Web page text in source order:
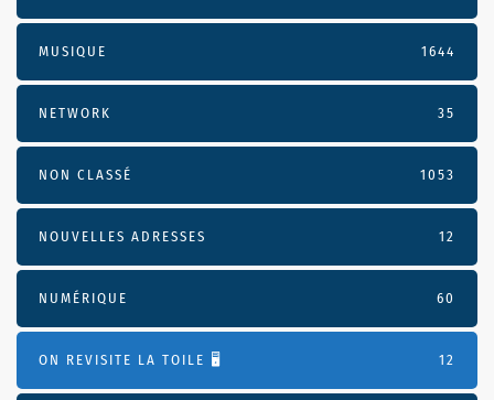
MUSIQUE 1644
NETWORK 35
NON CLASSÉ 1053
NOUVELLES ADRESSES 12
NUMÉRIQUE 60
ON REVISITE LA TOILE 🖥️ 12